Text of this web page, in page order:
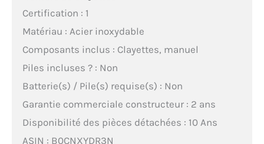
Certification : 1
Matériau : Acier inoxydable
Composants inclus : Clayettes, manuel
Piles incluses ? : Non
Batterie(s) / Pile(s) requise(s) : Non
Garantie commerciale constructeur : 2 ans
Disponibilité des pièces détachées : 10 Ans
ASIN : B0CNXYDR3N